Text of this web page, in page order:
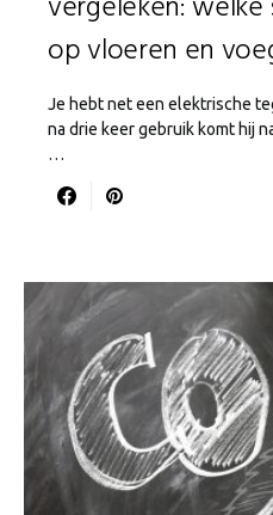
op vloeren en
Je hebt net een elektrische
na drie keer gebruik komt hij
…